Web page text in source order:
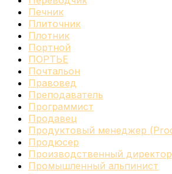
Печник
Плиточник
Плотник
Портной
ПОРТЬЕ
Почтальон
Правовед
Преподаватель
Программист
Продавец
Продуктовый менеджер
Продюсер
Производственный директор
Промышленный альпинист